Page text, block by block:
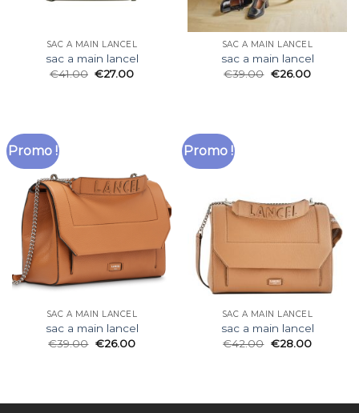
SAC A MAIN LANCEL
sac a main lancel
€41.00 €27.00
SAC A MAIN LANCEL
sac a main lancel
€39.00 €26.00
Promo !
SAC A MAIN LANCEL
sac a main lancel
€39.00 €26.00
Promo !
SAC A MAIN LANCEL
sac a main lancel
€42.00 €28.00